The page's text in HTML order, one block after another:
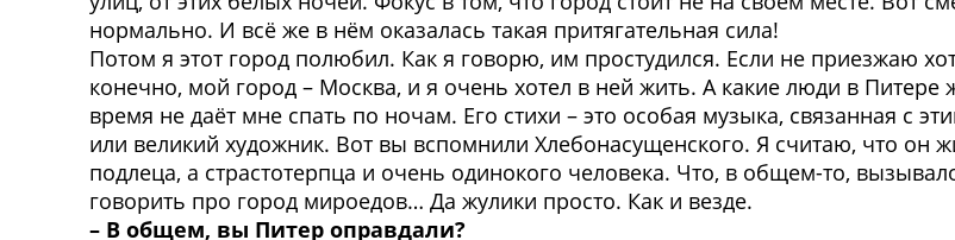
нормально. И всё же в нём оказалась такая притягательная сила!
Потом я этот город полюбил. Как я говорю, им простудился. Если не приезжаю
конечно, мой город – Москва, и я очень хотел в ней жить. А какие люди в
время не даёт мне спать по ночам. Его стихи – это особая музыка, связанная с
или великий художник. Вот вы вспомнили Хлебонасущенского. Я считаю, что он
подлеца, а страстотерпца и очень одинокого человека. Что, в общем-то,
говорить про город мироедов… Да жулики просто. Как и везде.
– В общем, вы Питер оправдали?